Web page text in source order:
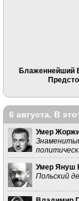
Блаженнейший
6 августа. В
Умер
Умер Януш
Польский